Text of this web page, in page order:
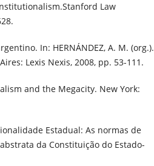
Law
In: HERNÁNDEZ, A. M. (org.).
Lexis Nexis, 2008, pp. 53-111.
and the Megacity. New York:
Estadual: As normas de
da Constituição do Estado-